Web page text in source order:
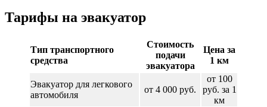
Тарифы на эвакуатор
Тип транспортного
средства
Стоимость
подачи
эвакуатора
Цена за
1 км
Эвакуатор для легкового
автомобиля
от 4 000 руб.
от 100
руб. за 1
км